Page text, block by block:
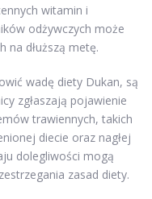
witamin i
odżywczych może
na dłuższą metę.
wadę diety Dukan, są
zgłaszają pojawienie
trawiennych, takich
diecie oraz nagłej
dolegliwości mogą
zasad diety.